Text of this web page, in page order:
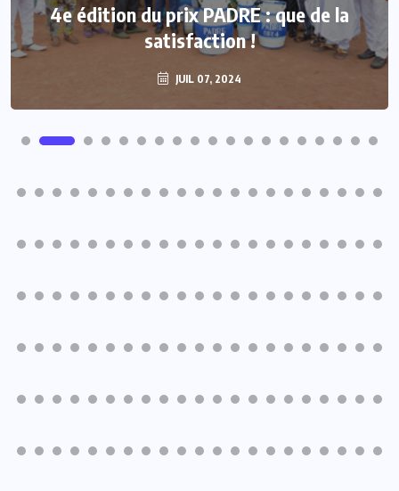
4e édition du prix PADRE : que de la
satisfaction !
JUIL 07, 2024